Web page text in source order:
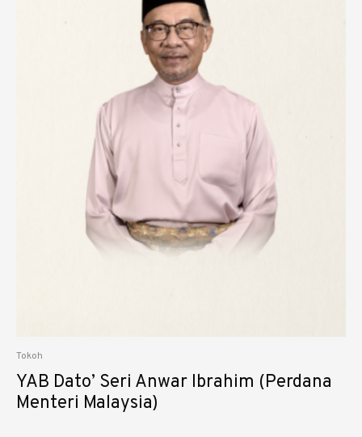
Tokoh
⁠YAB Dato’ Seri Anwar Ibrahim (Perdana
Menteri Malaysia)